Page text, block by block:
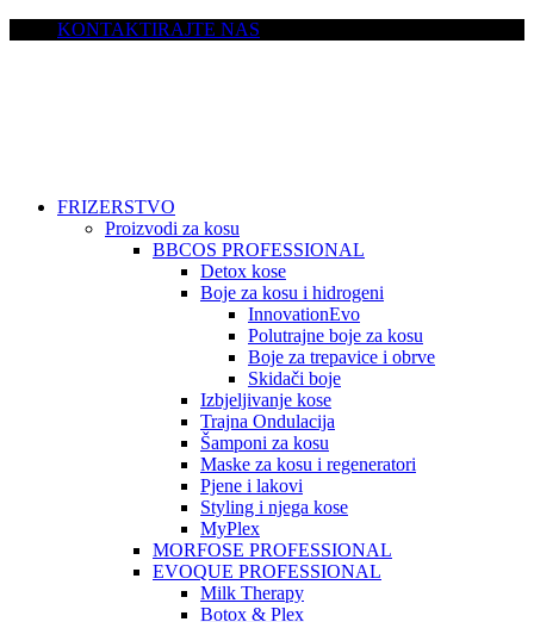
KONTAKTIRAJTE NAS
FRIZERSTVO
Proizvodi za kosu
BBCOS PROFESSIONAL
Detox kose
Boje za kosu i hidrogeni
InnovationEvo
Polutrajne boje za kosu
Boje za trepavice i obrve
Skidači boje
Izbjeljivanje kose
Trajna Ondulacija
Šamponi za kosu
Maske za kosu i regeneratori
Pjene i lakovi
Styling i njega kose
MyPlex
MORFOSE PROFESSIONAL
EVOQUE PROFESSIONAL
Milk Therapy
Botox & Plex